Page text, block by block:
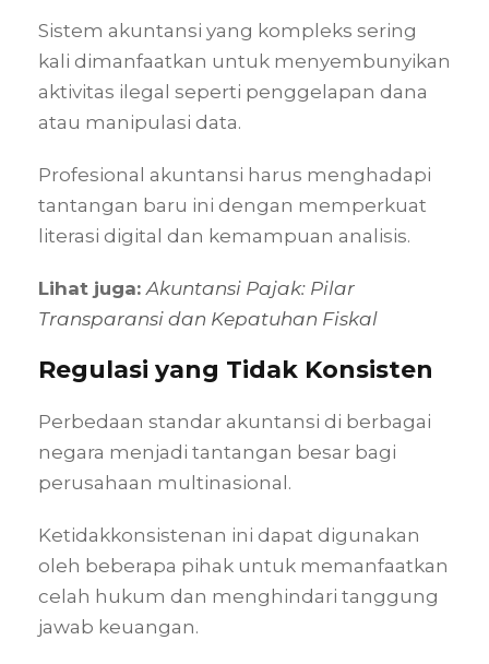
Sistem akuntansi yang kompleks sering
kali dimanfaatkan untuk menyembunyikan
aktivitas ilegal seperti penggelapan dana
atau manipulasi data.
Profesional akuntansi harus menghadapi
tantangan baru ini dengan memperkuat
literasi digital dan kemampuan analisis.
Lihat juga: Akuntansi Pajak: Pilar
Transparansi dan Kepatuhan Fiskal
Regulasi yang Tidak Konsisten
Perbedaan standar akuntansi di berbagai
negara menjadi tantangan besar bagi
perusahaan multinasional.
Ketidakkonsistenan ini dapat digunakan
oleh beberapa pihak untuk memanfaatkan
celah hukum dan menghindari tanggung
jawab keuangan.